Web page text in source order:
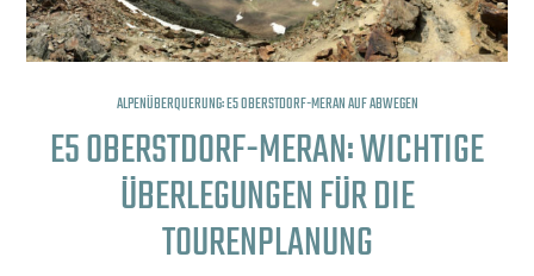
ALPENÜBERQUERUNG: E5 OBERSTDORF-MERAN AUF ABWEGEN
E5 OBERSTDORF-MERAN: WICHTIGE
ÜBERLEGUNGEN FÜR DIE
TOURENPLANUNG